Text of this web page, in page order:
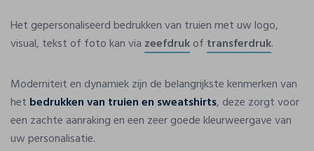
Het gepersonaliseerd bedrukken van truien met uw logo,
visual, tekst of foto kan via zeefdrukof transferdruk.
Moderniteit en dynamiek zijn de belangrijkste kenmerken van
het bedrukken van truien en sweatshirts, deze zorgt voor
een zachte aanraking en een zeer goede kleurweergave van
uw personalisatie.